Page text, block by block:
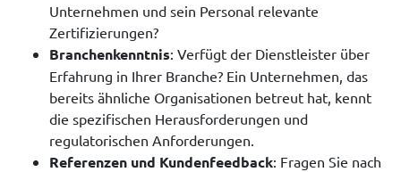
Unternehmen und sein Personal relevante
Zertifizierungen?
Branchenkenntnis: Verfügt der Dienstleister über
Erfahrung in Ihrer Branche? Ein Unternehmen, das
bereits ähnliche Organisationen betreut hat, kennt
die spezifischen Herausforderungen und
regulatorischen Anforderungen.
Referenzen und Kundenfeedback: Fragen Sie nach